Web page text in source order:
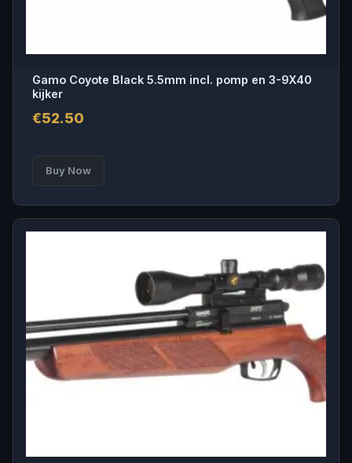
Gamo Coyote Black 5.5mm incl. pomp en 3-9X40
kijker
€52.50
Buy Now
has
multiple
options
may
be
chosen
on
the